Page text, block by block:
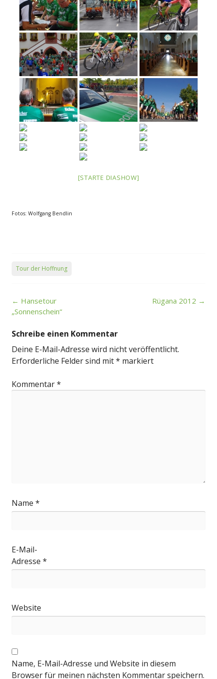
[STARTE DIASHOW]
Fotos: Wolfgang Bendlin
Tour der Hoffnung
Post
navigation
← Hansetour
„Sonnenschein“
Rügana 2012 →
Schreibe einen Kommentar
Deine E-Mail-Adresse wird nicht veröffentlicht.
Erforderliche Felder sind mit* markiert
Kommentar*
Name *
E-Mail-
Adresse *
Website
Name, E-Mail-Adresse und Website in diesem
Browser für meinen nächsten Kommentar speichern.